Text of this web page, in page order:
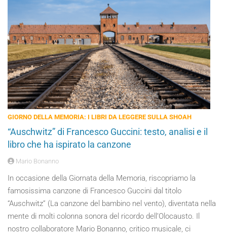
GIORNO DELLA MEMORIA: I LIBRI DA LEGGERE SULLA SHOAH
“Auschwitz” di Francesco Guccini: testo, analisi e il
libro che ha ispirato la canzone
Mario Bonanno
In occasione della Giornata della Memoria, riscopriamo la
famosissima canzone di Francesco Guccini dal titolo
“Auschwitz” (La canzone del bambino nel vento), diventata nella
mente di molti colonna sonora del ricordo dell’Olocausto. Il
nostro collaboratore Mario Bonanno, critico musicale, ci